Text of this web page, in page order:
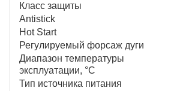
Класс защиты
Antistick
Hot Start
Регулируемый форсаж дуги
Диапазон температуры
эксплуатации, °С
Тип источника питания